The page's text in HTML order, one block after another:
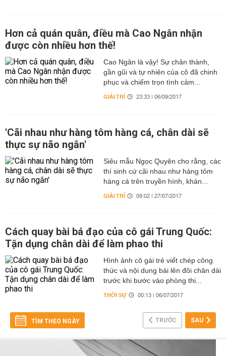
Hơn cả quán quân, điều mà Cao Ngân nhận
được còn nhiều hơn thế!
Cao Ngân là vậy! Sự chân thành,
gần gũi và tự nhiên của cô đã chinh
phục và chiếm trọn tình cảm...
GIẢI TRÍ 23:33 | 06/09/2017
'Cãi nhau như hàng tôm hàng cá, chân dài sẽ
thực sự não ngắn'
Siêu mẫu Ngọc Quyên cho rằng, các
thí sinh cứ cãi nhau như hàng tôm
hàng cá trên truyền hình, khán...
GIẢI TRÍ 09:02 | 27/07/2017
Cách quay bài bá đạo của cô gái Trung Quốc:
Tận dụng chân dài để làm phao thi
Hình ảnh cô gái trẻ viết chép công
thức và nội dung bài lên đôi chân dài
trước khi bước vào phòng thi...
THỜI SỰ 00:13 | 06/07/2017
TÌM THEO NGÀY TRƯỚC SAU